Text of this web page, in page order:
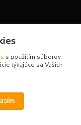
s použitím súborov
týkajúce sa Vašich